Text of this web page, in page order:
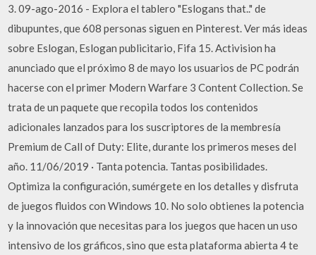
3. 09-ago-2016 - Explora el tablero "Eslogans that.." de
dibupuntes, que 608 personas siguen en Pinterest. Ver más ideas
sobre Eslogan, Eslogan publicitario, Fifa 15. Activision ha
anunciado que el próximo 8 de mayo los usuarios de PC podrán
hacerse con el primer Modern Warfare 3 Content Collection. Se
trata de un paquete que recopila todos los contenidos
adicionales lanzados para los suscriptores de la membresía
Premium de Call of Duty: Elite, durante los primeros meses del
año. 11/06/2019 · Tanta potencia. Tantas posibilidades.
Optimiza la configuración, sumérgete en los detalles y disfruta
de juegos fluidos con Windows 10. No solo obtienes la potencia
y la innovación que necesitas para los juegos que hacen un uso
intensivo de los gráficos, sino que esta plataforma abierta 4 te